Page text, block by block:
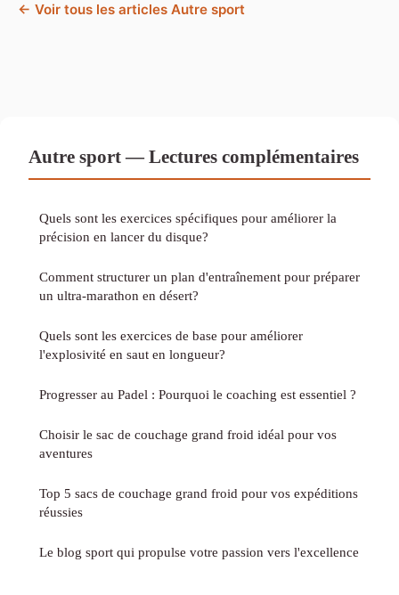
← Voir tous les articles Autre sport
Autre sport — Lectures complémentaires
Quels sont les exercices spécifiques pour améliorer la
précision en lancer du disque?
Comment structurer un plan d'entraînement pour préparer
un ultra-marathon en désert?
Quels sont les exercices de base pour améliorer
l'explosivité en saut en longueur?
Progresser au Padel : Pourquoi le coaching est essentiel ?
Choisir le sac de couchage grand froid idéal pour vos
aventures
Top 5 sacs de couchage grand froid pour vos expéditions
réussies
Le blog sport qui propulse votre passion vers l'excellence